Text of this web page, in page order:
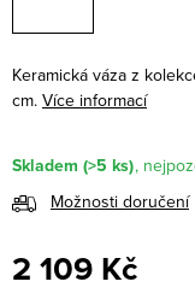
Keramická váza z
cm. Více informací
Skladem (>5 ks)
Možnosti doručení
2 109 Kč